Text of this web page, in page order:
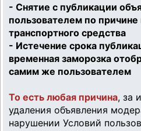
- Снятие с публикации
пользователем по
транспортного средства
- Истечение срока
временная заморозка
самим же пользователем
То есть любая причина, за
удаления объявления
нарушении Условий